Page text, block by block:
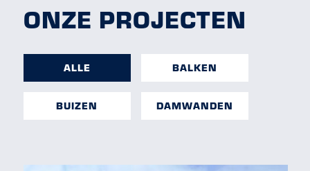
ONZE PROJECTEN
ALLE BALKEN
BUIZEN DAMWANDEN